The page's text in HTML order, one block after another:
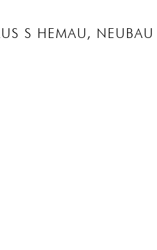
S HEMAU, NEUBAU